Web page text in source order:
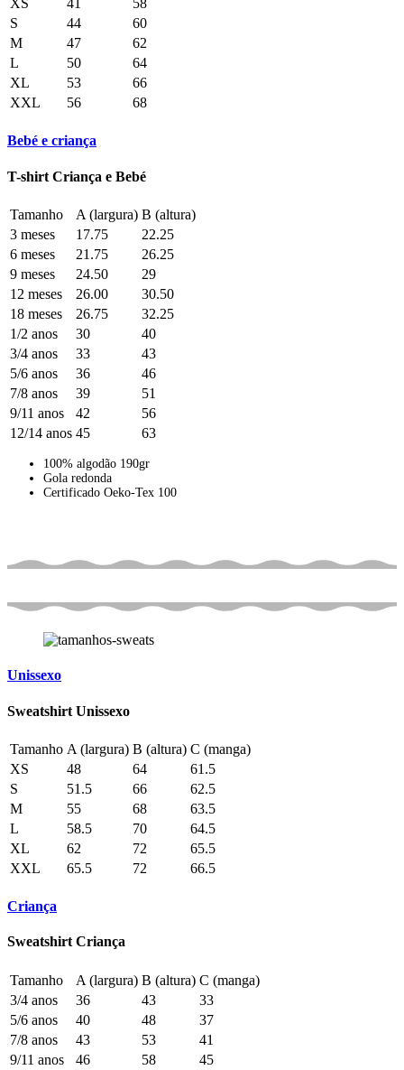
XS 41
58
S
44
60
M
47
62
L
50
64
XL
53
66
XXL
56 68
Bebé e criança
T-shirt Criança e Bebé
Tamanho A (largura) B (altura)
3 meses
17.75
22.25
6 meses
21.75
26.25
9 meses
24.50
29
12 meses
26.00
30.50
18 meses
26.75
32.25
1/2 anos
30
40
3/4 anos
33
43
5/6 anos
36
46
7/8 anos
39
51
9/11 anos
42
56
12/14 anos 45 63
100% algodão 190gr
Gola redonda
Certificado Oeko-Tex 100
Unissexo
Sweatshirt Unissexo
Tamanho A (largura) B (altura) C (manga)
XS
48 64
61.5
S
51.5 66
62.5
M
55 68
63.5
L
58.5 70
64.5
XL
62 72
65.5
XXL
65.5 72 66.5
Criança
Sweatshirt Criança
Tamanho A (largura) B (altura) C (manga)
3/4 anos
36 43
33
5/6 anos
40 48
37
7/8 anos
43 53
41
9/11 anos
46 58
45